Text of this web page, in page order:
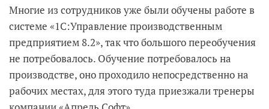
Многие из сотрудников уже были обучены работе в
системе «1С:Управление производственным
предприятием 8.2», так что большого переобучения
не потребовалось. Обучение потребовалось на
производстве, оно проходило непосредственно на
рабочих местах, для этого туда приезжали тренеры